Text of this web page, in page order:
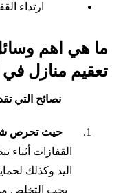
ارتداء
ما هي اهم
تعقيم منازل
نصائح التي
حيث تحرص
القفازات
اليد وكذلك
يجب التخلص من